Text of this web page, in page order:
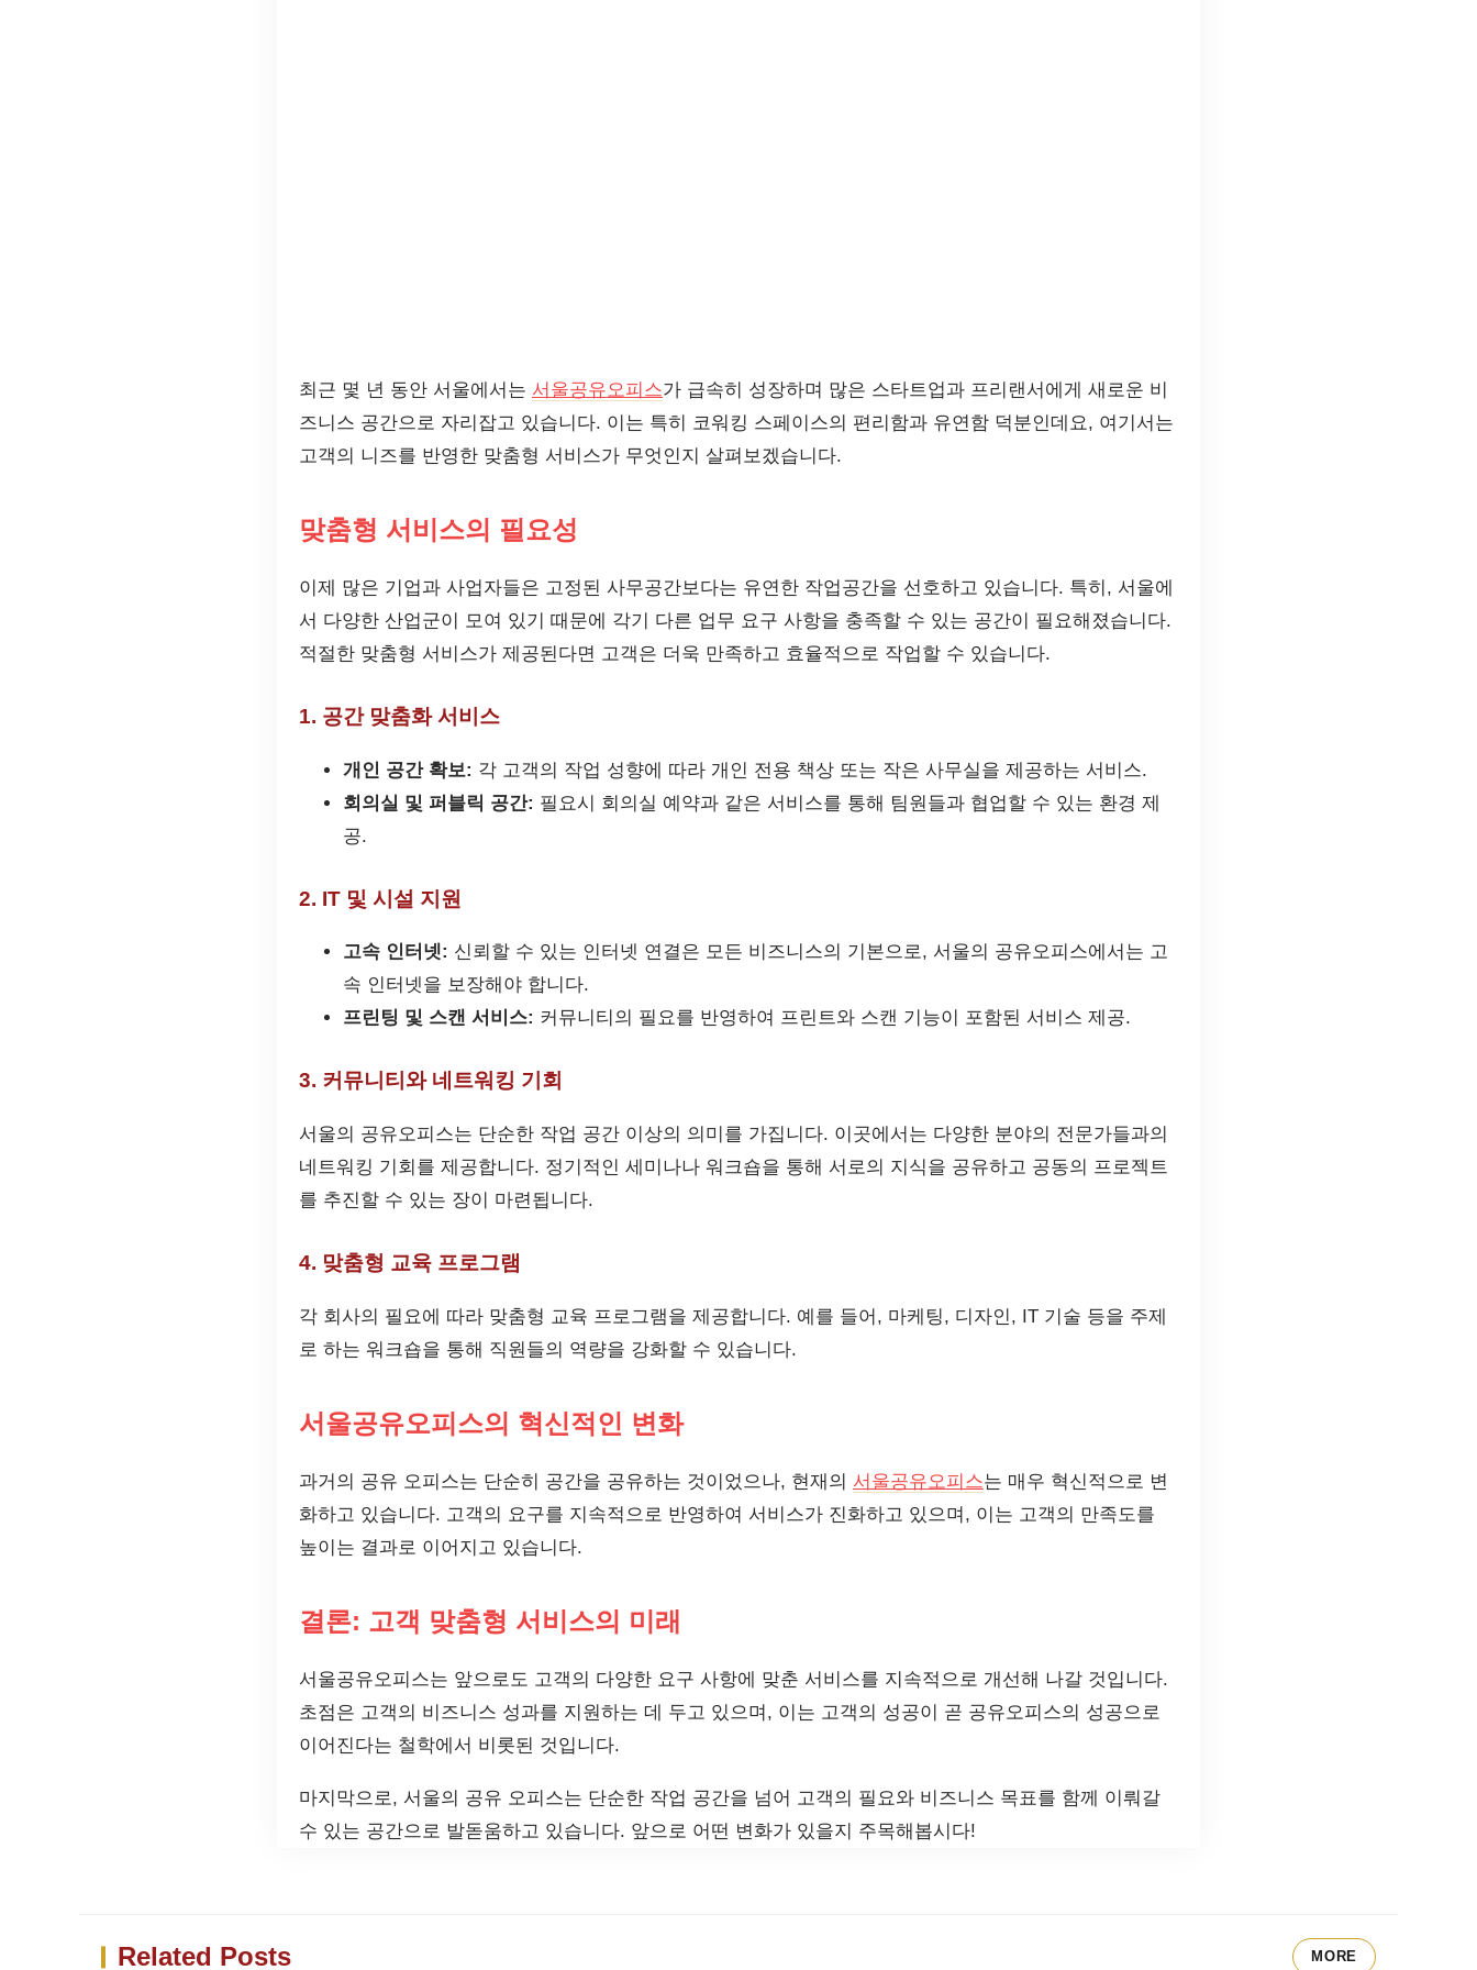
최근 몇 년 동안 서울에서는 서울공유오피스가 급속히 성장하며 많은 스타트업과 프리랜서에게 새로운 비
즈니스 공간으로 자리잡고 있습니다. 이는 특히 코워킹 스페이스의 편리함과 유연함 덕분인데요, 여기서는
고객의 니즈를 반영한 맞춤형 서비스가 무엇인지 살펴보겠습니다.
맞춤형 서비스의 필요성
이제 많은 기업과 사업자들은 고정된 사무공간보다는 유연한 작업공간을 선호하고 있습니다. 특히, 서울에
서 다양한 산업군이 모여 있기 때문에 각기 다른 업무 요구 사항을 충족할 수 있는 공간이 필요해졌습니다.
적절한 맞춤형 서비스가 제공된다면 고객은 더욱 만족하고 효율적으로 작업할 수 있습니다.
1. 공간 맞춤화 서비스
개인 공간 확보: 각 고객의 작업 성향에 따라 개인 전용 책상 또는 작은 사무실을 제공하는 서비스.
회의실 및 퍼블릭 공간: 필요시 회의실 예약과 같은 서비스를 통해 팀원들과 협업할 수 있는 환경 제
공.
2. IT 및 시설 지원
고속 인터넷: 신뢰할 수 있는 인터넷 연결은 모든 비즈니스의 기본으로, 서울의 공유오피스에서는 고
속 인터넷을 보장해야 합니다.
프린팅 및 스캔 서비스: 커뮤니티의 필요를 반영하여 프린트와 스캔 기능이 포함된 서비스 제공.
3. 커뮤니티와 네트워킹 기회
서울의 공유오피스는 단순한 작업 공간 이상의 의미를 가집니다. 이곳에서는 다양한 분야의 전문가들과의
네트워킹 기회를 제공합니다. 정기적인 세미나나 워크숍을 통해 서로의 지식을 공유하고 공동의 프로젝트
를 추진할 수 있는 장이 마련됩니다.
4. 맞춤형 교육 프로그램
각 회사의 필요에 따라 맞춤형 교육 프로그램을 제공합니다. 예를 들어, 마케팅, 디자인, IT 기술 등을 주제
로 하는 워크숍을 통해 직원들의 역량을 강화할 수 있습니다.
서울공유오피스의 혁신적인 변화
과거의 공유 오피스는 단순히 공간을 공유하는 것이었으나, 현재의 서울공유오피스는 매우 혁신적으로 변
화하고 있습니다. 고객의 요구를 지속적으로 반영하여 서비스가 진화하고 있으며, 이는 고객의 만족도를
높이는 결과로 이어지고 있습니다.
결론: 고객 맞춤형 서비스의 미래
서울공유오피스는 앞으로도 고객의 다양한 요구 사항에 맞춘 서비스를 지속적으로 개선해 나갈 것입니다.
초점은 고객의 비즈니스 성과를 지원하는 데 두고 있으며, 이는 고객의 성공이 곧 공유오피스의 성공으로
이어진다는 철학에서 비롯된 것입니다.
마지막으로, 서울의 공유 오피스는 단순한 작업 공간을 넘어 고객의 필요와 비즈니스 목표를 함께 이뤄갈
수 있는 공간으로 발돋움하고 있습니다. 앞으로 어떤 변화가 있을지 주목해봅시다!
Related Posts MORE